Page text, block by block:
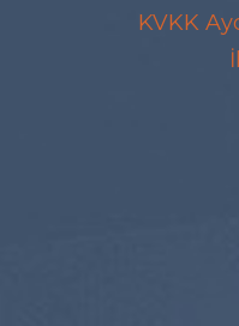
KVKK